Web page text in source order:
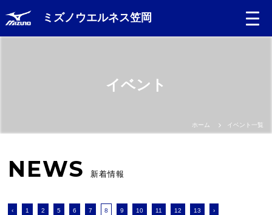
ミズノウエルネス笠岡
イベント
ホーム イベント一覧
NEWS 新着情報
‹ 1 2 5 6 7 8 9 10 11 12 13 ›